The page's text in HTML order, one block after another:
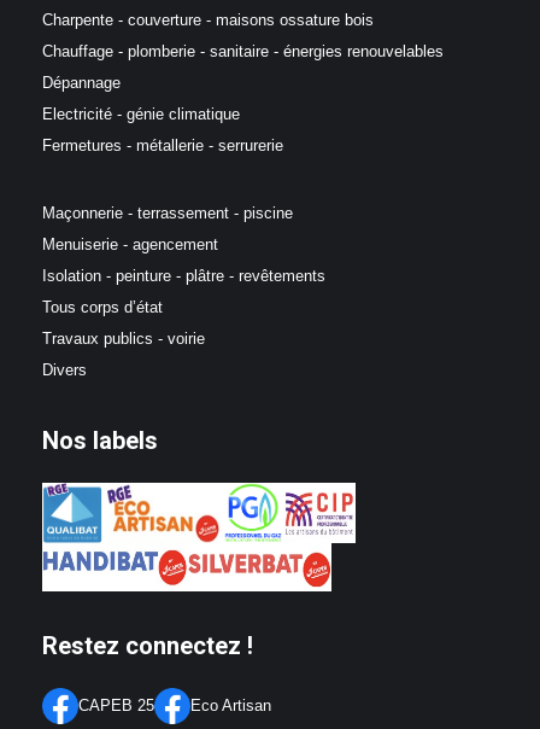
Charpente - couverture - maisons ossature bois
Chauffage - plomberie - sanitaire - énergies renouvelables
Dépannage
Electricité - génie climatique
Fermetures - métallerie - serrurerie
Maçonnerie - terrassement - piscine
Menuiserie - agencement
Isolation - peinture - plâtre - revêtements
Tous corps d’état
Travaux publics - voirie
Divers
Nos labels
Restez connectez !
CAPEB 25 Eco Artisan